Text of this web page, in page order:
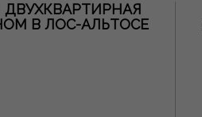
а также есть
ценность в
этот объект
инвестицией с большим
В ЛОС-АЛЬТОСЕ